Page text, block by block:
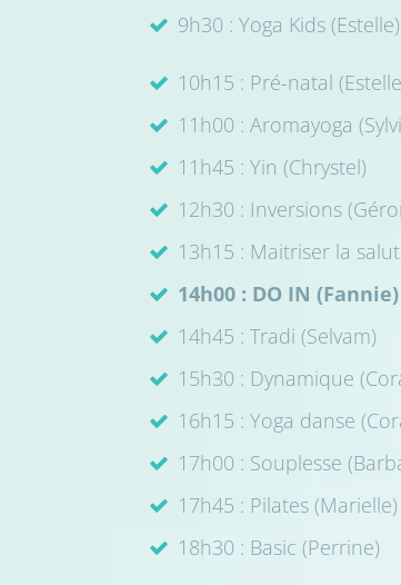
9h30 : Yoga Kids (Estelle)
10h15 : Pré-natal
11h00 : Aromayoga
11h45 : Yin (Chrystel)
12h30 : Inversions
13h15 : Maitriser la
14h00 : DO IN (Fannie)
14h45 : Tradi (Selvam)
15h30 : Dynamique
16h15 : Yoga danse
17h00 : Souplesse
17h45 : Pilates (Marielle)
18h30 : Basic (Perrine)